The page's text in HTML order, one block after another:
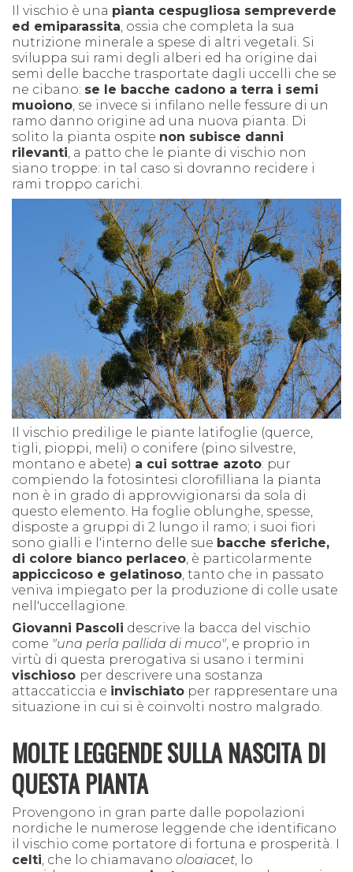
Il vischio è una pianta cespugliosa sempreverde
ed emiparassita, ossia che completa la sua
nutrizione minerale a spese di altri vegetali. Si
sviluppa sui rami degli alberi ed ha origine dai
semi delle bacche trasportate dagli uccelli che se
ne cibano: se le bacche cadono a terra i semi
muoiono, se invece si infilano nelle fessure di un
ramo danno origine ad una nuova pianta. Di
solito la pianta ospite non subisce danni
rilevanti, a patto che le piante di vischio non
siano troppe: in tal caso si dovranno recidere i
rami troppo carichi.
Il vischio predilige le piante latifoglie (querce,
tigli, pioppi, meli) o conifere (pino silvestre,
montano e abete) a cui sottrae azoto: pur
compiendo la fotosintesi clorofilliana la pianta
non è in grado di approvvigionarsi da sola di
questo elemento. Ha foglie oblunghe, spesse,
disposte a gruppi di 2 lungo il ramo; i suoi fiori
sono gialli e l'interno delle sue bacche sferiche,
di colore bianco perlaceo , è particolarmente
appiccicoso e gelatinoso , tanto che in passato
veniva impiegato per la produzione di colle usate
nell'uccellagione.
Giovanni Pascoli descrive la bacca del vischio
come "una perla pallida di muco" , e proprio in
virtù di questa prerogativa si usano i termini
vischioso per descrivere una sostanza
attaccaticcia e invischiato per rappresentare una
situazione in cui si è coinvolti nostro malgrado.
MOLTE LEGGENDE SULLA NASCITA DI
QUESTA PIANTA
Provengono in gran parte dalle popolazioni
nordiche le numerose leggende che identificano
il vischio come portatore di fortuna e prosperità. I
celti , che lo chiamavano oloaiacet , lo